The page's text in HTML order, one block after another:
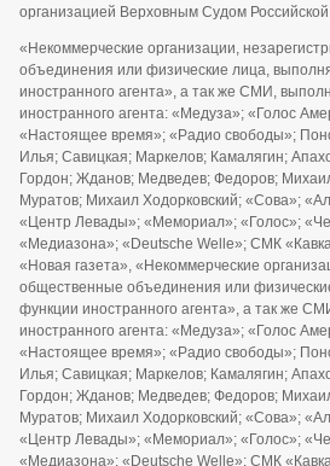
организацией Верховным Судом
«Некоммерческие организации,
объединения или физические лица,
иностранного агента», а так же СМИ,
иностранного агента: «Медуза»; «Голос
«Настоящее время»; «Радио свободы»;
Илья; Савицкая; Маркелов; Камалягин;
Гордон; Жданов; Медведев; Федоров;
Муратов; Михаил Ходорковский; «Сова»;
«Центр Левады»; «Мемориал»; «Голос»;
«Медиазона»; «Deutsche Welle»; СМК
«Новая газета», «Некоммерческие
общественные объединения или
функции иностранного агента», а так же
иностранного агента: «Медуза»; «Голос
«Настоящее время»; «Радио свободы»;
Илья; Савицкая; Маркелов; Камалягин;
Гордон; Жданов; Медведев; Федоров;
Муратов; Михаил Ходорковский; «Сова»;
«Центр Левады»; «Мемориал»; «Голос»;
«Медиазона»; «Deutsche Welle»; СМК